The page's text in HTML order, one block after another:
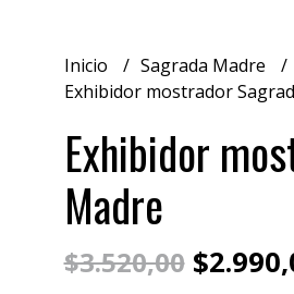
Inicio Sagrada Madre
Exhibidor mostrador
Exhibidor
Madre
$3.520,00